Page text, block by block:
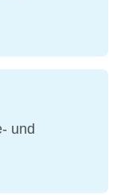
und